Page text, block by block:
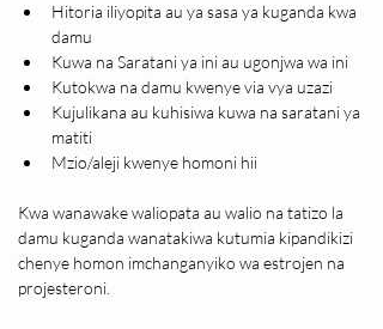
Hitoria iliyopita au ya sasa ya kuganda kwa
damu
Kuwa na Saratani ya ini au ugonjwa wa ini
Kutokwa na damu kwenye via vya uzazi
Kujulikana au kuhisiwa kuwa na saratani ya
matiti
Mzio/aleji kwenye homoni hii
Kwa wanawake waliopata au walio na tatizo la
damu kuganda wanatakiwa kutumia kipandikizi
chenye homon imchanganyiko wa estrojen na
projesteroni.